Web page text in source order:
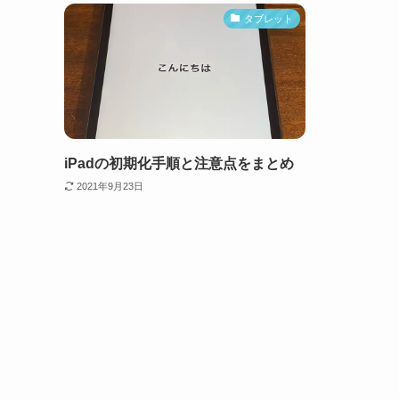
タブレット
iPadの初期化手順と注意点をまとめ
2021年9月23日